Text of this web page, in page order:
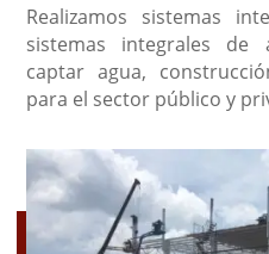
Realizamos sistemas
sistemas integrales de
captar agua,
para el sector público y